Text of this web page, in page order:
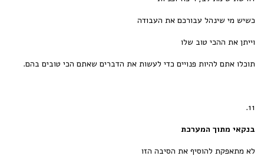
כשיש מי שינהל עבורכם את העבודה
וייתן את ההכי טוב שלו
תוכלו אתם להיות פנויים כדי לעשות את הדברים שאתם הכי טובים בהם.
11.
בנקאי מתוך המערכת
לא מתאפקת להוסיף את הסיבה הזו